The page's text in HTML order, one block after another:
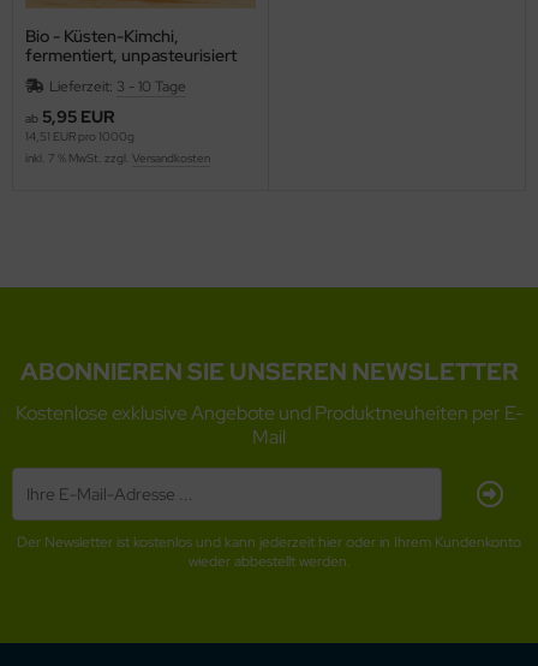
Bio - Küsten-Kimchi,
fermentiert, unpasteurisiert
Lieferzeit: 3 - 10 Tage
ab 5,95 EUR
14,51 EUR pro 1000g
inkl. 7 % MwSt. zzgl. Versandkosten
ABONNIEREN SIE UNSEREN NEWSLETTER
Kostenlose exklusive Angebote und Produktneuheiten per E-
Mail
Der Newsletter ist kostenlos und kann jederzeit hier oder in Ihrem Kundenkonto
wieder abbestellt werden.